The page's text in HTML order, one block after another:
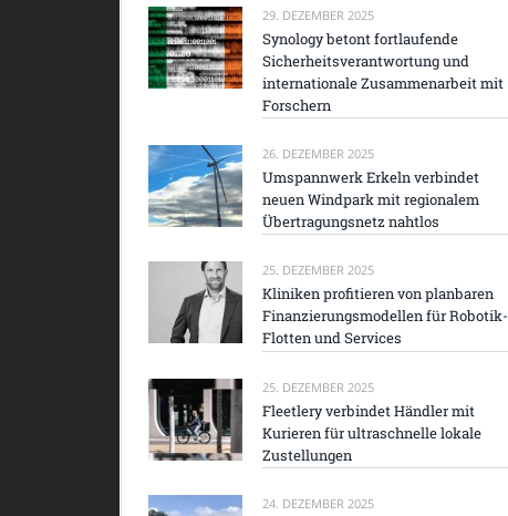
29. DEZEMBER 2025
Synology betont fortlaufende
Sicherheitsverantwortung und
internationale Zusammenarbeit mit
Forschern
26. DEZEMBER 2025
Umspannwerk Erkeln verbindet
neuen Windpark mit regionalem
Übertragungsnetz nahtlos
25. DEZEMBER 2025
Kliniken profitieren von planbaren
Finanzierungsmodellen für Robotik-
Flotten und Services
25. DEZEMBER 2025
Fleetlery verbindet Händler mit
Kurieren für ultraschnelle lokale
Zustellungen
24. DEZEMBER 2025